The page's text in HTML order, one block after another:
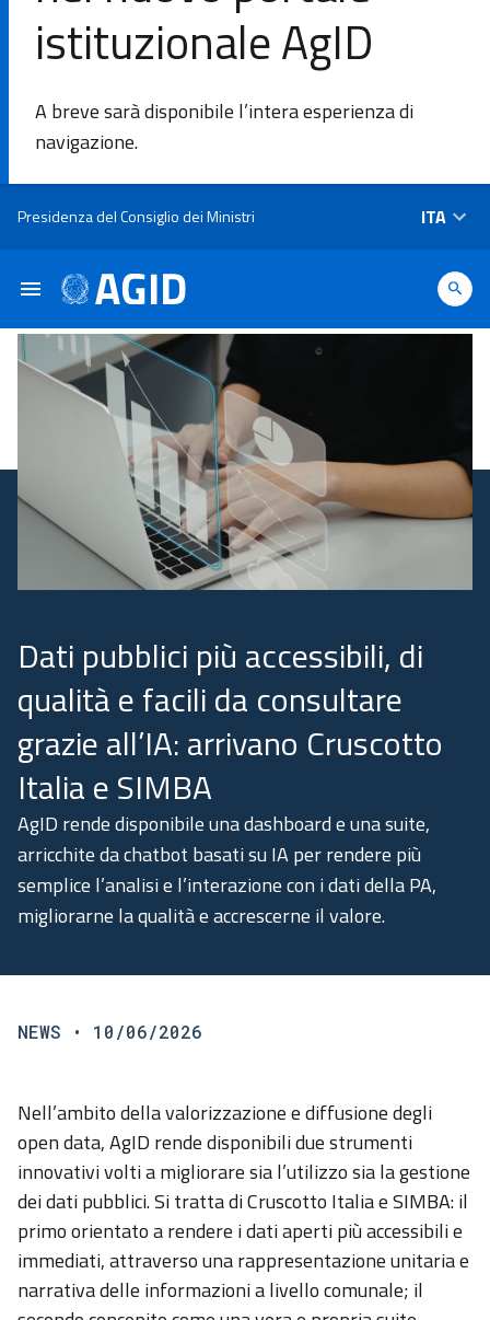
istituzionale AgID
A breve sarà disponibile l’intera esperienza di
navigazione.
Presidenza del Consiglio dei Ministri ITA
L'Agenzia
intervento
Piattaforme
e
tecnologie
Academy
Comunicazione
Dati pubblici più accessibili, di
qualità e facili da consultare
grazie all’IA: arrivano Cruscotto
Italia e SIMBA
AgID rende disponibile una dashboard e una suite,
arricchite da chatbot basati su IA per rendere più
semplice l’analisi e l’interazione con i dati della PA,
migliorarne la qualità e accrescerne il valore.
NEWS • 10/06/2026
Nell’ambito della valorizzazione e diffusione degli
open data, AgID rende disponibili due strumenti
innovativi volti a migliorare sia l’utilizzo sia la gestione
dei dati pubblici. Si tratta di Cruscotto Italia e SIMBA: il
primo orientato a rendere i dati aperti più accessibili e
immediati, attraverso una rappresentazione unitaria e
narrativa delle informazioni a livello comunale; il